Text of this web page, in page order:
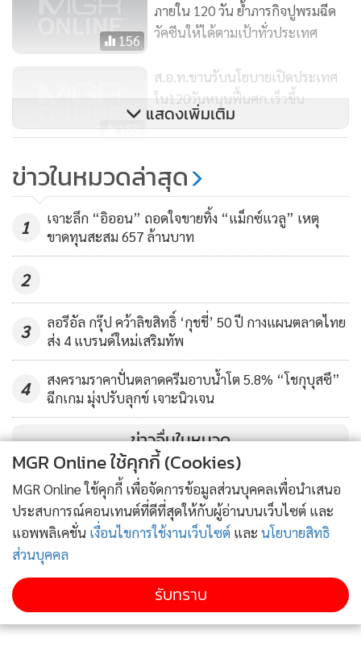
สร้างภูมิคุ้มกันหมู่ ลดการแพร่ระบาดและการเสียชีวิต และควรมี
ระบบการตรวจคัดกรองโรคอย่างมีประสิทธิภาพ รองรับการตรวจ
เดินทางเข้ามาในประเทศไทย รวมถึงนโยบายการปล่อยเงินกู้
ดอกเบี้ยต่ำให้กับผู้ประกอบการธุรกิจท่องเที่ยว เพื่อนำไปฟื้นฟู
ธุรกิจให้พร้อมรับมือกับการเปิดประเทศ พร้อมทั้งจัดทำแผน
ทุกภาคส่วนเข้าด้วยกัน ทั้งภาครัฐ และภาคเอกชน รวมไปถึงกลุ่ม
ชุมชน เพื่อร่วมกันสร้างแผนแม่บทด้านการท่องเที่ยว การ
กำหนดแนวทางการแก้ไข ดูแล และป้องกัน หากเกิดวิกฤตขึ้นอีก
ธุรกิจให้พร้อมรับมือกับการเปลี่ยนแปลง ด้วยการสนับสนุนและ
ช่วยเหลือให้บุคลากรในองค์กรเข้ารับวัคซีนอย่างครบถ้วน พร้อม
ทั้งควบคุมมาตรฐานด้านสุขอนามัยอย่างในการให้บริการอย่าง
เข้มงวด ทั้งการทำความสะอาด การรักษาระยะห่าง การจัดเตรียม
ที่นั่งแบบส่วนตัว รวมถึงการเร่งนำเทคโนโลยีเข้ามาปรับใช้ในการ
เช็คอิน การสั่งอาหาร การเรียกพนักงาน ใช้เพื่อลดการสัมผัสและ
เพิ่มมูลค่าให้กับบริการ เป็นต้น
ทางด้านนักท่องเที่ยวเองก็ยังคงต้องให้ความร่วมมือรักษาสุข
อนามัยกับส่วนรวมตามกฎของแต่ละสถานที่ที่ไปท่องเที่ยว ถึง
แม้ว่าจะได้รับวัคซีนป้องกันโควิด-19 ครบตามจำนวน แต่ก็ยังคง
ต้องส่วนหน้ากากอนามัย พร้อมทั้งฉีดพ้นสเปร์แอลกอฮอล์หลัง
สัมผัสหรือจับสิ่งของสาธารณะต่างๆ
156
ภายใน 120 วัน ย้ำภารกิจปูพรมฉีด
วัคซีนให้ได้ตามเป้าทั่วประเทศ
155
ส.อ.ท.ขานรับนโยบายเปิดประเทศ
ใน120วันหนุนฟื้นศก.เร็วขึ้น
179
วัน นายกฯ จองวัคซีน 105 ล้านโดส
สร้างความเชื่อมั่น
แสดงเพิ่มเติม
ข่าวในหมวดล่าสุด
1
เจาะลึก “อิออน” ถอดใจขายทิ้ง “แม็กซ์แวลู” เหตุ
ขาดทุนสะสม 657 ล้านบาท
2
3
ลอรีอัล กรุ๊ป คว้าลิขสิทธิ์ ‘กุชชี่’ 50 ปี กางแผนตลาดไทย
ส่ง 4 แบรนด์ใหม่เสริมทัพ
4
สงครามราคาปั่นตลาดครีมอาบน้ำโต 5.8% “โชกุบุสซึ”
ฉีกเกม มุ่งปรับลุกข์ เจาะนิวเจน
ข่าวอื่นในหมวด
MGR Online ใช้คุกกี้ (Cookies)
MGR Online ใช้คุกกี้ เพื่อจัดการข้อมูลส่วนบุคคลเพื่อนำเสนอ
ประสบการณ์คอนเทนต์ที่ดีที่สุดให้กับผู้อ่านบนเว็บไซต์ และ
แอพพลิเคชั่น เงื่อนไขการใช้งานเว็บไซต์ และ นโยบายสิทธิ
ส่วนบุคคล
รับทราบ